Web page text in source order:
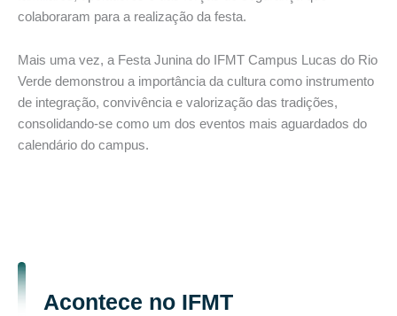
colaboraram para a realização da festa.
Mais uma vez, a Festa Junina do IFMT Campus Lucas do Rio
Verde demonstrou a importância da cultura como instrumento
de integração, convivência e valorização das tradições,
consolidando-se como um dos eventos mais aguardados do
calendário do campus.
Acontece no IFMT